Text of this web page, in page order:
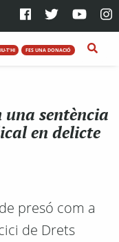
T'HI FES UNA DONACIÓ
una sentència
en delicte
presó com a
de Drets